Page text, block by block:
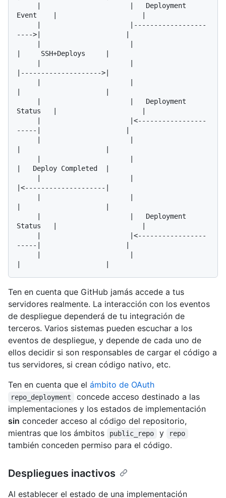
Event    |                     |
---->|                     |
|     SSH+Deploys     |
|-------------------->|
Status   |                     |
-----|                     |
|   Deploy Completed  |
|<--------------------|
Status   |                     |
-----|                     |
Ten en cuenta que GitHub jamás accede a tus
servidores realmente. La interacción con los eventos
de despliegue dependerá de tu integración de
terceros. Varios sistemas pueden escuchar a los
eventos de despliegue, y depende de cada uno de
ellos decidir si son responsables de cargar el código a
tus servidores, si crean código nativo, etc.
Ten en cuenta que el ámbito de OAuth
repo_deployment
concede acceso destinado a las
implementaciones y los estados de implementación
sin conceder acceso al código del repositorio,
mientras que los ámbitos
public_repo y repo
también conceden permiso para el código.
Despliegues inactivos
Al establecer el estado de una implementación